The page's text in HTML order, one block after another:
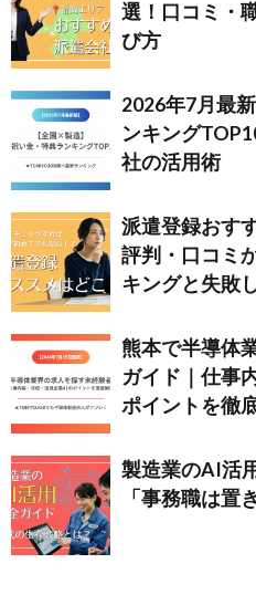
選！口コミ・
び方
2026年7月最
ンキング
社の活用術
派遣登録おす
評判・口コミ
キングと失敗
熊本で半導体
ガイド｜仕事
ポイントを徹
製造業のAI活
「事務職は置